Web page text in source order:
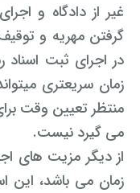
غیر از دادگاه و
گرفتن مهریه و
در اجرای ثبت اسناد
زمان سریعتری
منتظر تعیین وقت
می گیرد نیست.
از دیگر مزیت های
زمان می باشد، این